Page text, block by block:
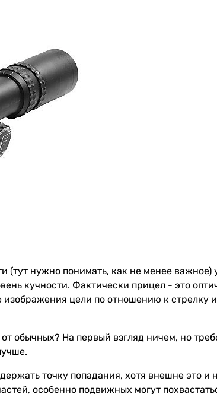
(тут нужно понимать, как не менее важное)
кучности. Фактически прицел - это
изображения цели по отношению к стрелку и
обычных? На первый взгляд ничем, но
точку попадания, хотя внешне это и
особенно подвижных могут